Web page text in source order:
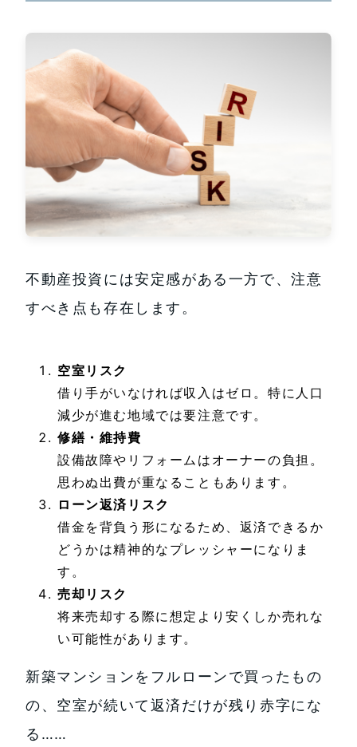
不動産投資には安定感がある一方で、注意
すべき点も存在します。
空室リスク
借り手がいなければ収入はゼロ。特に人口
減少が進む地域では要注意です。
修繕・維持費
設備故障やリフォームはオーナーの負担。
思わぬ出費が重なることもあります。
ローン返済リスク
借金を背負う形になるため、返済できるか
どうかは精神的なプレッシャーになりま
す。
売却リスク
将来売却する際に想定より安くしか売れな
い可能性があります。
新築マンションをフルローンで買ったもの
の、空室が続いて返済だけが残り赤字にな
る……